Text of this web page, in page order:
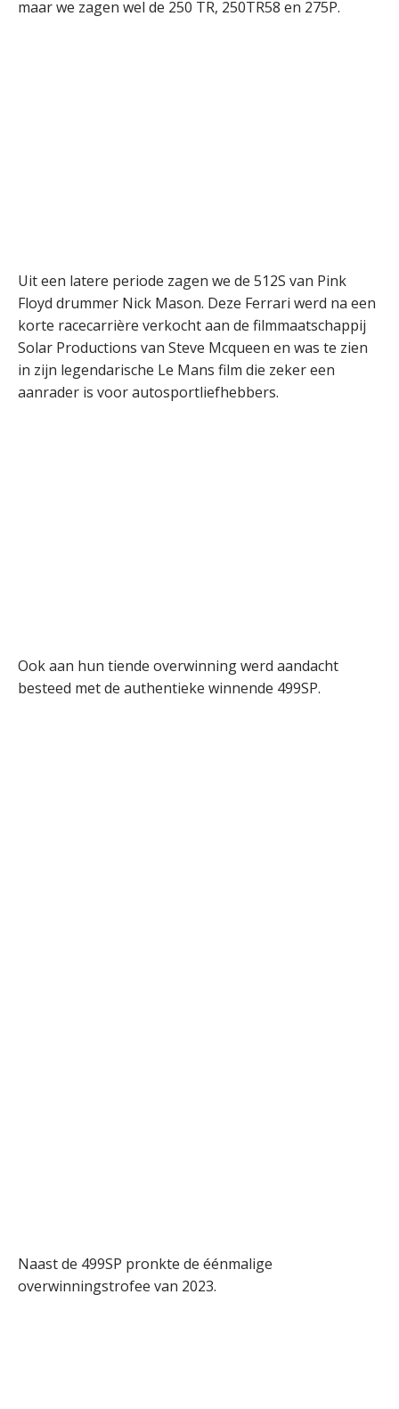
maar we zagen wel de 250 TR, 250TR58 en 275P.
Uit een latere periode zagen we de 512S van Pink
Floyd drummer Nick Mason. Deze Ferrari werd na een
korte racecarrière verkocht aan de filmmaatschappij
Solar Productions van Steve Mcqueen en was te zien
in zijn legendarische Le Mans film die zeker een
aanrader is voor autosportliefhebbers.
Ook aan hun tiende overwinning werd aandacht
besteed met de authentieke winnende 499SP.
Naast de 499SP pronkte de éénmalige
overwinningstrofee van 2023.